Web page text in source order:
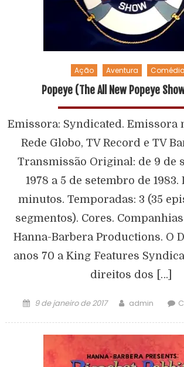
Ação Aventura Comédia
Popeye (The All New Popeye
Emissora: Syndicated. Emissora
Rede Globo, TV Record e TV
Transmissão Original: de 9 de
1978 a 5 de setembro de 1983.
minutos. Temporadas: 3 (35
segmentos). Cores.
Hanna-Barbera Productions. O
anos 70 a King Features
direitos dos […]
9 de janeiro de 2017 admin